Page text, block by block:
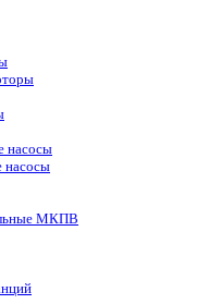
насосы
насосы
МКПВ